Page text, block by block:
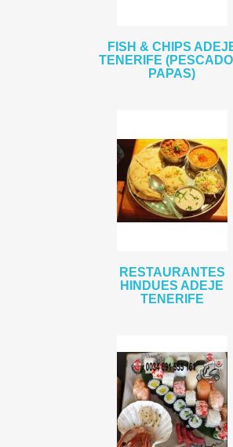
FISH & CHIPS
TENERIFE
PAPAS)
RESTAURANTES
HINDUES ADEJE
TENERIFE